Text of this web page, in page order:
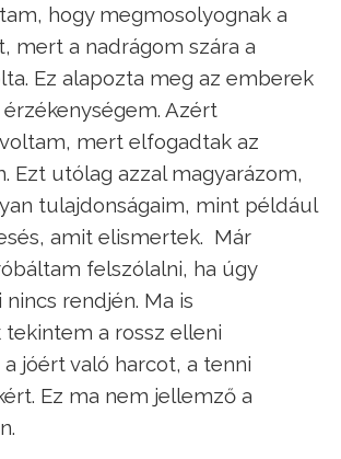
hogy megmosolyognak a
mert a nadrágom szára a
Ez alapozta meg az emberek
Azért
mert elfogadtak az
Ezt utólag azzal magyarázom,
tulajdonságaim, mint például
amit elismertek. Már
felszólalni, ha úgy
rendjén. Ma is
a rossz elleni
jóért való harcot, a tenni
Ez ma nem jellemző a